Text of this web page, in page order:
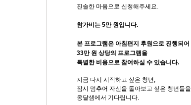
진솔한 마음으로 신청해주세요.
참가비는 5만 원입니다.
본 프로그램은 아침편지 후원으로 진행되어
33만 원 상당의 프로그램을
특별한 비용으로 참여하실 수 있습니다.
지금 다시 시작하고 싶은 청년,
잠시 멈추어 자신을 돌아보고 싶은 청년들을
옹달샘에서 기다립니다.